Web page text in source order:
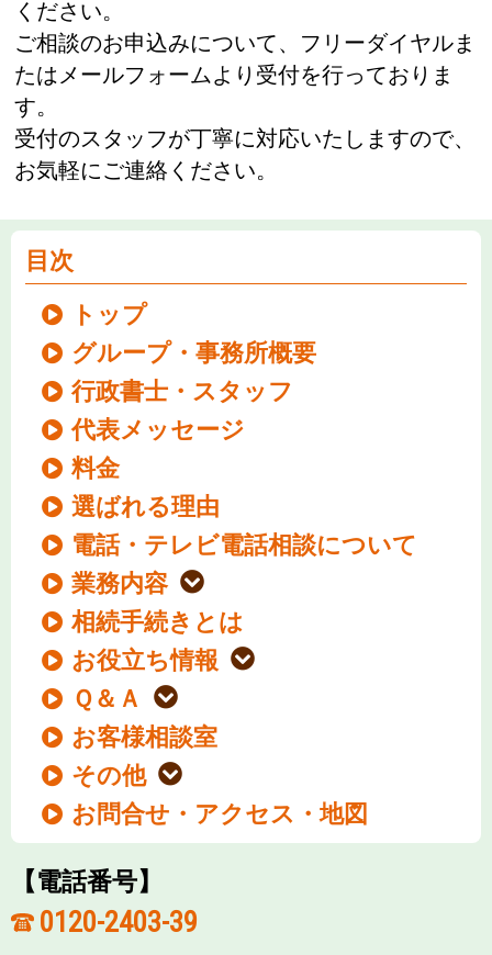
ください。
ご相談のお申込みについて、フリーダイヤルま
たはメールフォームより受付を行っておりま
す。
受付のスタッフが丁寧に対応いたしますので、
お気軽にご連絡ください。
目次
トップ
グループ・事務所概要
行政書士・スタッフ
代表メッセージ
料金
選ばれる理由
電話・テレビ電話相談について
業務内容
相続手続きとは
お役立ち情報
Ｑ＆Ａ
お客様相談室
その他
お問合せ・アクセス・地図
【電話番号】
0120-2403-39